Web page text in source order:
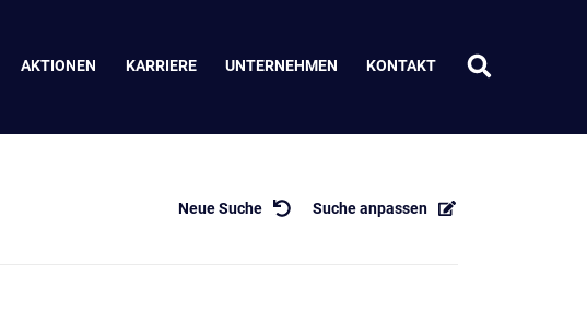
AKTIONEN KARRIERE UNTERNEHMEN KONTAKT
Neue Suche Suche anpassen